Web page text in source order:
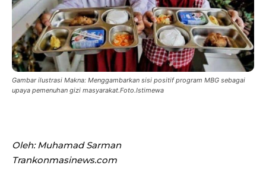
Gambar ilustrasi Makna: Menggambarkan sisi positif program MBG sebagai
upaya pemenuhan gizi masyarakat.Foto.Istimewa
Oleh: Muhamad Sarman
Trankonmasinews.com